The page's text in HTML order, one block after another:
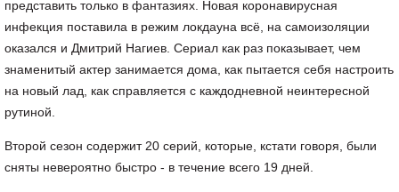
представить только в фантазиях. Новая коронавирусная
инфекция поставила в режим локдауна всё, на самоизоляции
оказался и Дмитрий Нагиев. Сериал как раз показывает, чем
знаменитый актер занимается дома, как пытается себя настроить
на новый лад, как справляется с каждодневной неинтересной
рутиной.
Второй сезон содержит 20 серий, которые, кстати говоря, были
сняты невероятно быстро - в течение всего 19 дней.